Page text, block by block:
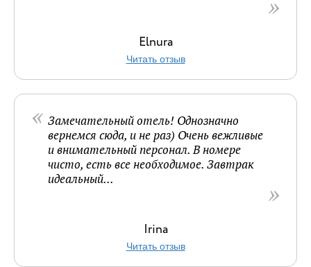
Elnura
Читать отзыв
Замечательный отель! Однозначно
вернемся сюда, и не раз) Очень вежливые
и внимательный персонал. В номере
чисто, есть все необходимое. Завтрак
идеальный...
Irina
Читать отзыв